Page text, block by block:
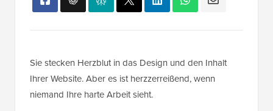
Sie stecken Herzblut in das Design und den Inhalt
Ihrer Website. Aber es ist herzzerreißend, wenn
niemand Ihre harte Arbeit sieht.